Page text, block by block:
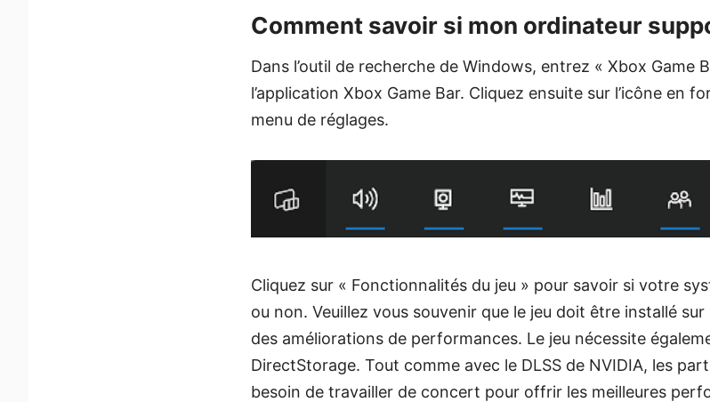
Comment savoir si mon ordinateur
Dans l’outil de recherche de Windows, entrez « Xbox Game
l’application Xbox Game Bar. Cliquez ensuite sur l’icône en
menu de réglages.
Cliquez sur « Fonctionnalités du jeu » pour savoir si votre
ou non. Veuillez vous souvenir que le jeu doit être installé
des améliorations de performances. Le jeu nécessite
DirectStorage. Tout comme avec le DLSS de NVIDIA, les
besoin de travailler de concert pour offrir les meilleures